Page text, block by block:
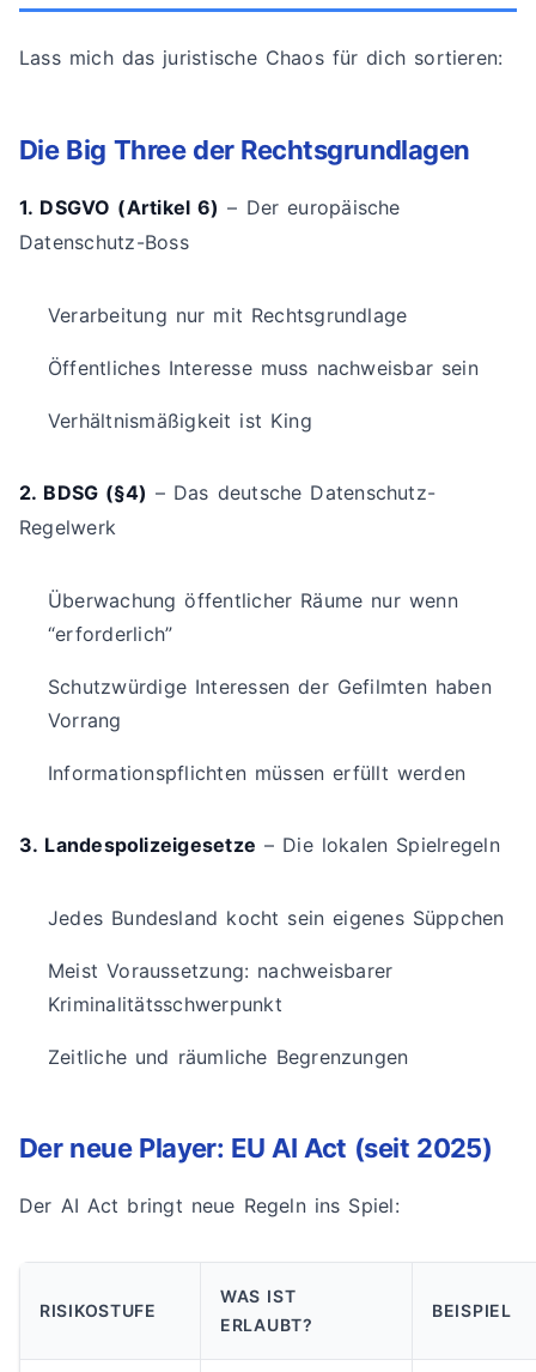
Lass mich das juristische Chaos für dich sortieren:
Die Big Three der Rechtsgrundlagen
1. DSGVO (Artikel 6) – Der europäische
Datenschutz-Boss
Verarbeitung nur mit Rechtsgrundlage
Öffentliches Interesse muss nachweisbar sein
Verhältnismäßigkeit ist King
2. BDSG (§4) – Das deutsche Datenschutz-
Regelwerk
Überwachung öffentlicher Räume nur wenn
“erforderlich”
Schutzwürdige Interessen der Gefilmten haben
Vorrang
Informationspflichten müssen erfüllt werden
3. Landespolizeigesetze – Die lokalen Spielregeln
Jedes Bundesland kocht sein eigenes Süppchen
Meist Voraussetzung: nachweisbarer
Kriminalitätsschwerpunkt
Zeitliche und räumliche Begrenzungen
Der neue Player: EU AI Act (seit 2025)
Der AI Act bringt neue Regeln ins Spiel:
RISIKOSTUFE
WAS IST
ERLAUBT?
BEISPIEL